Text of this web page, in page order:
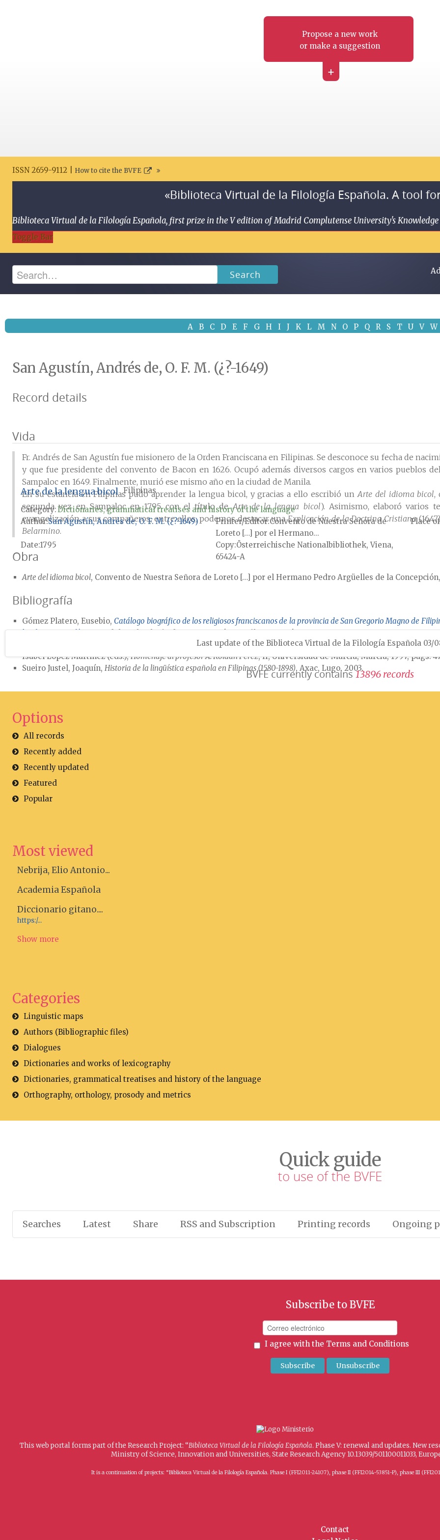
Propose a new work
or make a suggestion
+
ISSN 2659-9112 | How to cite the BVFE
«Biblioteca Virtual de la Filología Española. A tool
Biblioteca Virtual de la Filología Española, first prize in the V edition of Madrid Complutense University's
Toggle Bar
Search
A B C D E F G H I J K L M N O P Q R S T U V W
San Agustín, Andrés de, O. F. M. (¿?-1649)
Record details
Vida
Fr. Andrés de San Agustín fue misionero de la Orden Franciscana en Filipinas. Se desconoce su fecha de
y que fue presidente del convento de Bacon en 1626. Ocupó además diversos cargos en varios pueblos
Sampaloc en 1649. Finalmente, murió ese mismo año en la ciudad de Manila.
En su estancia en Filipinas pudo aprender la lengua bicol, y gracias a ello escribió unArte del idioma bicol,
segunda vez en Sampaloc en 1795 con el título deArte de la lengua bicol). Asimismo, elaboró varios
evangelización a sus compañeros; entre ellos, podemos destacar unaExplicación de la Doctrina Cristiana
Belarmino.
Obra
Arte del idioma bicol, Convento de Nuestra Señora de Loreto […] por el Hermano Pedro Argüelles de la Concepción,
Bibliografía
Gómez Platero, Eusebio, Catálogo biográfico de los religiosos franciscanos de la provincia de San Gregorio Magno de
los de nuestros días, Imp. del Real Colegio de Santo Tomás, Manila, 1880, pág. 212.
Quilis, Antonio, «Datos para la historiografía lingüística filipina», enRicardoEscavy Zamora, José Miguel
Isabel López Martínez (eds.),Homenaje al profesor A. Roldán Pérez, II, Universidad de Murcia, Murcia, 1997, págs.
Sueiro Justel, Joaquín, Historia de la lingüística española en Filipinas (1580-1898), Axac, Lugo, 2003.
Arte de la lengua bicol Filipinas
Category:Dictionaries, grammatical treatises and history of the language
Author San Agustín, Andrés de, O. F. M. (¿?-1649) Printer/Editor Convento de Nuestra Señora de
Loreto […] por el Hermano...
Place
Date1795 Copy Österreichische Nationalbibliothek, Viena,
65424-A
Last update of the Biblioteca Virtual de la Filología Española 03/
BVFE currently contains13896 records
Options
All records
Recently added
Recently updated
Featured
Popular
Most viewed
Nebrija, Elio Antonio...
Academia Española
Diccionario gitano....
https:/...
Show more
Categories
Linguistic maps
Authors (Bibliographic files)
Dialogues
Dictionaries and works of lexicography
Dictionaries, grammatical treatises and history of the language
Orthography, orthology, prosody and metrics
Quick guide
to use of the BVFE
Searches Latest Share RSS and Subscription Printing records Ongoing
Subscribe to BVFE
I agree with the Terms and Conditions
This web portal forms part of the Research Project: “Biblioteca Virtual de la Filología Española. Phase V: renewal and updates. New
Ministry of Science, Innovation and Universities, State Research Agency 10.13039/501100011033,
It is a continuation of projects: “Biblioteca Virtual de la Filología Española. Phase I (FFI2011-24107), phase II (FFI2014-53851-P), phase III
Contact